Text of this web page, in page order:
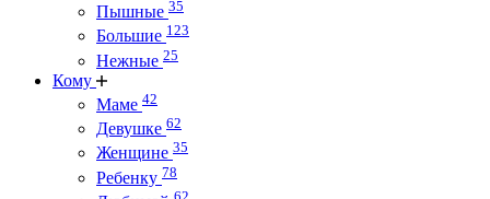
Пышные 35
Большие 123
Нежные 25
Кому
Маме 42
Девушке 62
Женщине 35
Ребенку 78